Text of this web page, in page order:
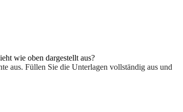
wie oben dargestellt aus?
aus. Füllen Sie die Unterlagen vollständig aus und